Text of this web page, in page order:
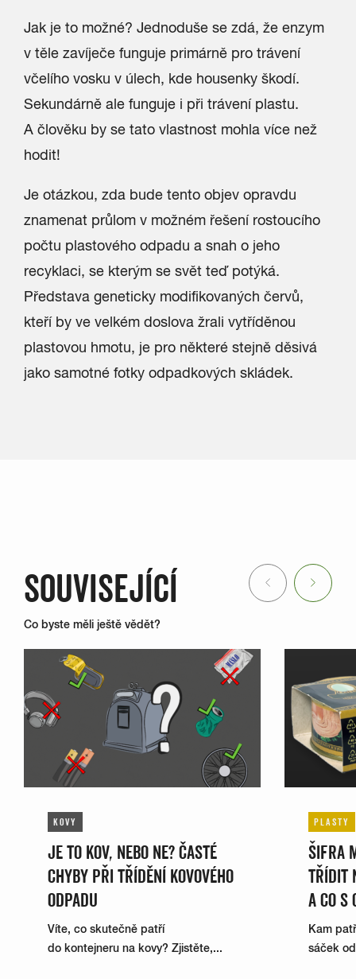
Jak je to možné? Jednoduše se zdá, že enzym
v těle zavíječe funguje primárně pro trávení
včelího vosku v úlech, kde housenky škodí.
Sekundárně ale funguje i při trávení plastu.
A člověku by se tato vlastnost mohla více než
hodit!
Je otázkou, zda bude tento objev opravdu
znamenat průlom v možném řešení rostoucího
počtu plastového odpadu a snah o jeho
recyklaci, se kterým se svět teď potýká.
Představa geneticky modifikovaných červů,
kteří by ve velkém doslova žrali vytříděnou
plastovou hmotu, je pro některé stejně děsivá
jako samotné fotky odpadkových skládek.
SOUVISEJÍCÍ
Co byste měli ještě vědět?
Previous
KOVY
JE TO KOV, NEBO NE? ČASTÉ
CHYBY PŘI TŘÍDĚNÍ KOVOVÉHO
ODPADU
Víte, co skutečně patří
do kontejneru na kovy? Zjistěte,...
PLASTY
ŠIFRA
TŘÍDIT
A CO S
Kam
sáček
Next